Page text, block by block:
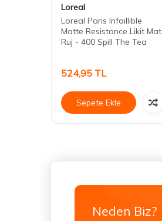
Loreal
Loreal Paris Infaillible
Matte Resistance Likit Mat
Ruj - 400 Spill The Tea
524,95 TL
Sepete Ekle
Neden Biz?